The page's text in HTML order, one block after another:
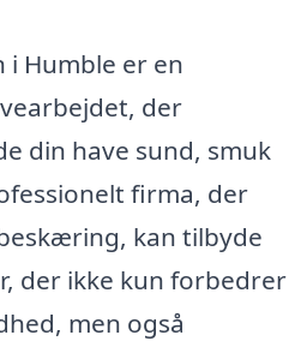
Humble er en
der
din have sund, smuk
firma, der
kan tilbyde
der ikke kun forbedrer
men også